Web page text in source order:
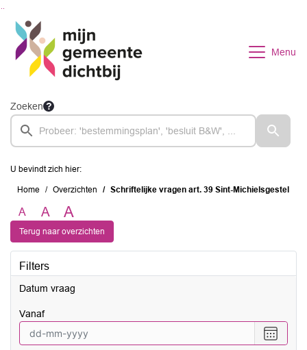
Menu
Zoeken
U bevindt zich hier:
Home Overzichten Schriftelijke vragen art. 39 Sint-Michielsgestel
A A A
Terug naar overzichten
Filters
Datum vraag
vanaf
een